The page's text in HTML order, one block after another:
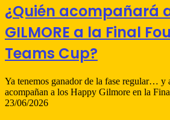
¿Quién acompañará
GILMORE a la Final
Teams Cup?
Ya tenemos ganador de la fase regular… y
acompañan a los Happy Gilmore en la
23/06/2026